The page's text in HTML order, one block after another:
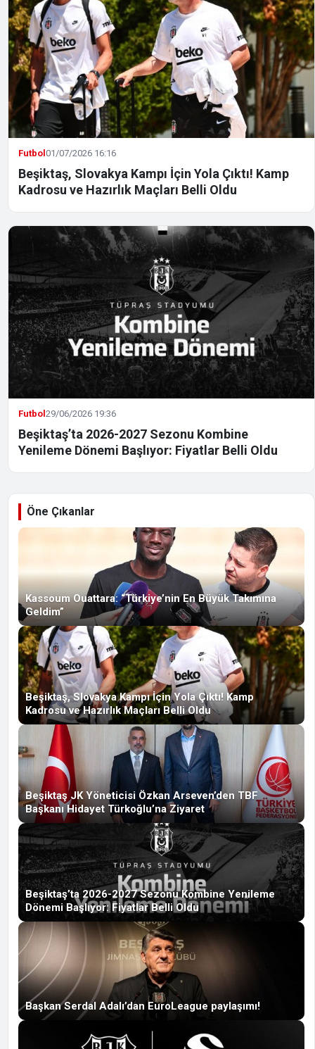
Futbol01/07/2026 16:16
Beşiktaş, Slovakya Kampı İçin Yola Çıktı! Kamp
Kadrosu ve Hazırlık Maçları Belli Oldu
Futbol29/06/2026 19:36
Beşiktaş’ta 2026-2027 Sezonu Kombine
Yenileme Dönemi Başlıyor: Fiyatlar Belli Oldu
Öne Çıkanlar
Kassoum Ouattara: “Türkiye’nin En Büyük Takımına
Geldim”
Beşiktaş, Slovakya Kampı İçin Yola Çıktı! Kamp
Kadrosu ve Hazırlık Maçları Belli Oldu
Beşiktaş JK Yöneticisi Özkan Arseven’den TBF
Başkanı Hidayet Türkoğlu’na Ziyaret
Beşiktaş’ta 2026-2027 Sezonu Kombine Yenileme
Dönemi Başlıyor: Fiyatlar Belli Oldu
Başkan Serdal Adalı’dan EuroLeague paylaşımı!